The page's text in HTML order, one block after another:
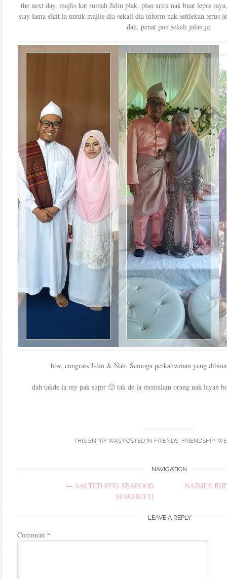
the next day, majlis kat rumah Jidin plak. plan aritu nak buat lepas
stay lama sikit la untuk majlis dia sekali dia inform nak settlekan terus
dah, penat pon sekali jalan je.
btw, congrats Jidin & Nab. Semoga perkahwinan yang
dah takde la my pak supir 🙁 tak de la memalam orang nak layan
THIS ENTRY WAS POSTED IN FRIENDS, FRIENDSHIP,
NAVIGATION
← SALTED EGG SEAFOOD
SPAGHETTI
NAJMI’S
LEAVE A REPLY
Comment *